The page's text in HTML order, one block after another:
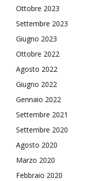
Ottobre 2023
Settembre 2023
Giugno 2023
Ottobre 2022
Agosto 2022
Giugno 2022
Gennaio 2022
Settembre 2021
Settembre 2020
Agosto 2020
Marzo 2020
Febbraio 2020